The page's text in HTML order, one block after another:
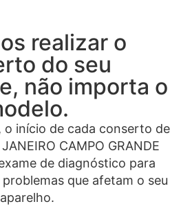
realizar o
do seu
não importa o
o início de cada conserto de
CAMPO GRANDE
de diagnóstico para
que afetam o seu
aparelho.